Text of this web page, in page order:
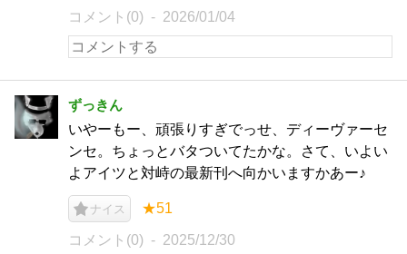
コメント(0) 2026/01/04
ずっきん
いやーもー、頑張りすぎでっせ、ディーヴァーセ
ンセ。ちょっとバタついてたかな。さて、いよい
よアイツと対峙の最新刊へ向かいますかあー♪
ナイス ★51
コメント(0) 2025/12/30